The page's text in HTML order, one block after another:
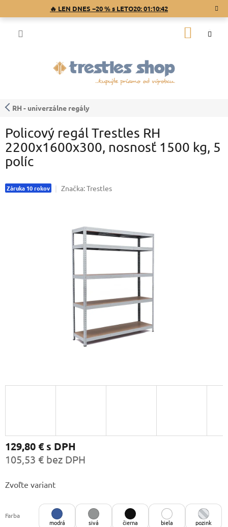
🔥 LEN DNES −20 % s LETO20:01:10:41
RH - univerzálne regály
Policový regál Trestles RH
2200x1600x300, nosnosť 1500 kg, 5
políc
Záruka 10 rokov Značka:Trestles
129,80 €s DPH
105,53 € bez DPH
cena:
Zvoľte variant
Farba
modrá
sivá čierna biela pozink